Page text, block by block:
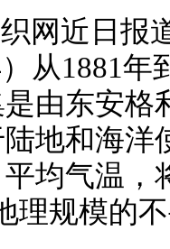
网近日报
从1881
由东安格
地和海洋
均气温，
理规模的